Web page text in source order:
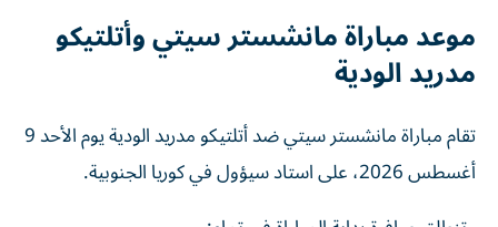
موعد مباراة مانشستر سيتي وأتلتيكو
مدريد الودية
أغسطس 2026، على استاد سيؤول في كوريا الجنوبية.